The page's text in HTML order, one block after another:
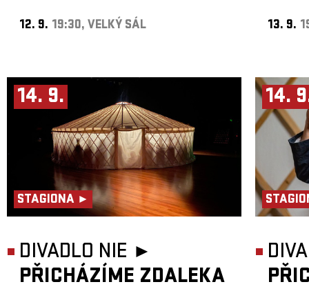
12. 9. 19:30, VELKÝ SÁL 13. 9.
14. 9.
STAGIONA ►
DIVADLO NIE ►
PŘICHÁZÍME ZDALEKA
14.